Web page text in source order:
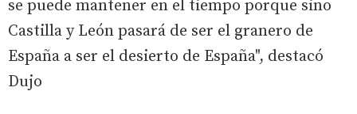
se puede mantener en el tiempo porque sino
Castilla y León pasará de ser el granero de
España a ser el desierto de España", destacó
Dujo